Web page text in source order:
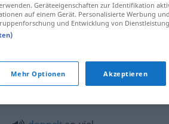
Geräteeigenschaften zur Identifikation
auf einem Gerät. Personalisierte Werbung
und Entwicklung von
Mehr Optionen Akzeptieren